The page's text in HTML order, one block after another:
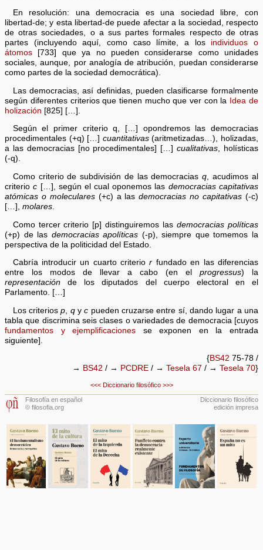
En resolución: una democracia es una sociedad libre, con
libertad-de; y esta libertad-de puede afectar a la sociedad, respecto
de otras sociedades, o a sus partes formales respecto de otras
partes (incluyendo aquí, como caso límite, a los individuos o
átomos [733] que ya no pueden considerarse como unidades
sociales, aunque, por analogía de atribución, puedan considerarse
como partes de la sociedad democrática).
Las democracias, así definidas, pueden clasificarse formalmente
según diferentes criterios que tienen mucho que ver con la
Idea de
holización [825] […].
Según el primer criterio q, […] opondremos las democracias
procedimentales (+q) […] cuantitativas(aritmetizadas…), holizadas,
a las democracias [no procedimentales] […]cualitativas, holísticas
(-q).
Como criterio de subdivisión de las democraciasq , acudimos al
criterioc […], según el cual oponemos las democracias capitativas
atómicas o moleculares(+c) a lasdemocracias no capitativas (-c)
[…],molares
Como tercer criterio [p] distinguiremos las democracias políticas
(+p) de las democracias apolíticas (-p), siempre que tomemos la
perspectiva de la politicidad del Estado.
Cabría introducir un cuarto criterior fundado en las diferencias
entre los modos de llevar a cabo (en el progressus) la
representación de los diputados del cuerpo electoral en el
Parlamento. […]
Los criteriosp qyc pueden cruzarse entre sí, dando lugar a una
tabla que discrimina seis clases o variedades de democracia [cuyos
fundamentos y ejemplificaciones se exponen en la entrada
siguiente].
{BS42 75-78 /
→ BS42 / → PCDRE/ → Tesela 67 / → Tesela 70}
<<< Diccionario filosófico >>>
Filosofía en español
© filosofia.org
Diccionario filosófico
edición impresa